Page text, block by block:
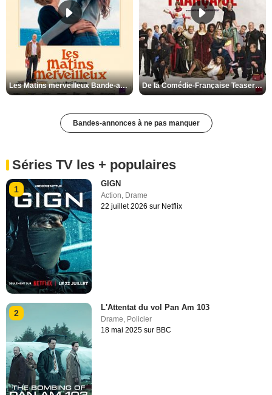
Les Matins merveilleux Bande-annonce VF De la Comédie-Française Teaser VF
Bandes-annonces à ne pas manquer
Séries TV les + populaires
1
GIGN
Action, Drame
22 juillet 2026 sur Netflix
2
L'Attentat du vol Pan Am 103
Drame Policier
18 mai 2025 sur BBC